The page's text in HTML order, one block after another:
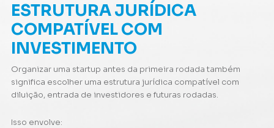
ESTRUTURA JURÍDICA
COMPATÍVEL COM
INVESTIMENTO
Organizar uma startup antes da primeira rodada também
significa escolher uma estrutura jurídica compatível com
diluição, entrada de investidores e futuras rodadas.
Isso envolve: